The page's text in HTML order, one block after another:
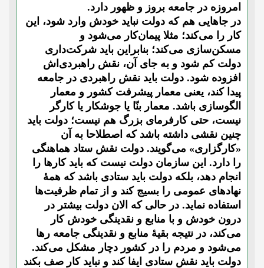
امروزه در جامعه بروز و ظهور دارد.
در جاهایی هم که دولت نباید خودش وارد شود، این
کار را می‌کند؛ مثلا پیمان‌کار می‌شود و
مسکن‌سازی می‌کند؛ بنابراین باید شرکت‌داری
دولت کم شود و به جای آن، نقش راهبردی‌اش
افزوده شود. دولت باید نقش راهبردی در جامعه
پیدا کند، یعنی معمار پیشرفت کشور و معمار
الگوسازی باشد. معمار بنّا یا جوشکار یا کارگر
نیست، حتی کارفرمای بزرگ هم نیست؛ دولت باید
چنین نقشی داشته باشد که اصطلاحا به آن
«کارگزاری» می‌گویند. دولت نقش ستاد هماهنگی
را دارد. این سازمان دولت نیست که باید کارها را
انجام دهد، بلکه دولت باید ستادی باشد که همۀ
نهادهای عمومی را بسیج کند و از تمام ظرفیت‌ها
استفاده نماید. در حالی که الان دولت بیشتر در
درون خودش و با منابع و نقدینگی خودش کار
می‌کند، در نتیجه بقیۀ منابع و نقدینگی جامعه رها
می‌شود و مردم را در کشور دچار مشکل می‌کند.
دولت باید نقش ستادی ایفا کند و نباید کار صف بکند